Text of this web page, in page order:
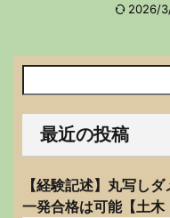
2026/
最近の投稿
【経験記述】丸写し
一発合格は可能【土木